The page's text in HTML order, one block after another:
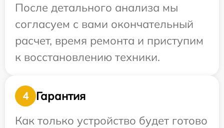
После детального анализа мы
согласуем с вами окончательный
расчет, время ремонта и приступим
к восстановлению техники.
4
Гарантия
Как только устройство будет готово